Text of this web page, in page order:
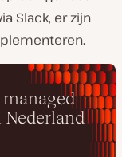
Slack, er zijn